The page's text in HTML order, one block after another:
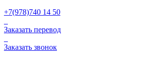
+7(978)740 14 50
Заказать перевод
Заказать звонок